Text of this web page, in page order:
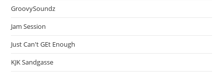
GroovySoundz
Jam Session
Just Can't GEt Enough
KJK Sandgasse